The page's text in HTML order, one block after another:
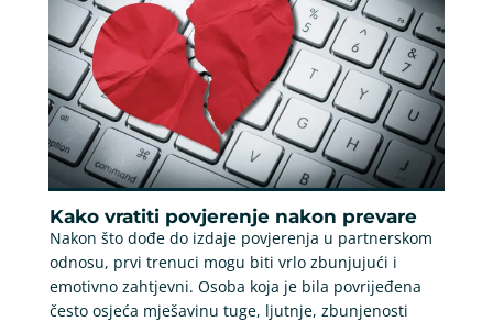
Kako vratiti povjerenje nakon prevare
Nakon što dođe do izdaje povjerenja u partnerskom
odnosu, prvi trenuci mogu biti vrlo zbunjujući i
emotivno zahtjevni. Osoba koja je bila povrijeđena
često osjeća mješavinu tuge, ljutnje, zbunjenosti